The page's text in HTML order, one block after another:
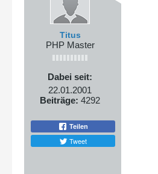
Titus
PHP Master
Dabei seit:
22.01.2001
Beiträge: 4292
Teilen
Tweet